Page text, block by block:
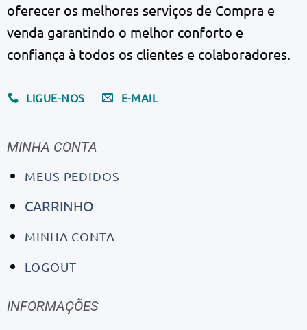
oferecer os melhores serviços de Compra e
venda garantindo o melhor conforto e
confiança à todos os clientes e colaboradores.
LIGUE-NOS E-MAIL
MINHA CONTA
MEUS PEDIDOS
CARRINHO
MINHA CONTA
LOGOUT
INFORMAÇÕES